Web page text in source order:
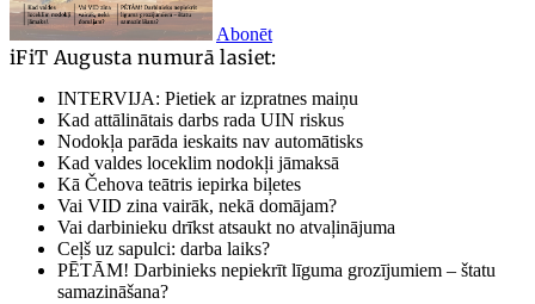
Abonēt
iFiT Augusta numurā lasiet:
INTERVIJA: Pietiek ar izpratnes maiņu
Kad attālinātais darbs rada UIN riskus
Nodokļa parāda ieskaits nav automātisks
Kad valdes loceklim nodokļi jāmaksā
Kā Čehova teātris iepirka biļetes
Vai VID zina vairāk, nekā domājam?
Vai darbinieku drīkst atsaukt no atvaļinājuma
Ceļš uz sapulci: darba laiks?
PĒTĀM! Darbinieks nepiekrīt līguma grozījumiem – štatu
samazināšana?